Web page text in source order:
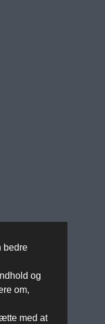
bedre
og
om,
med at